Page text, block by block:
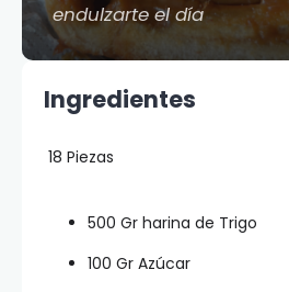
endulzarte el día
Ingredientes
18 Piezas
500 Gr harina de Trigo
100 Gr Azúcar